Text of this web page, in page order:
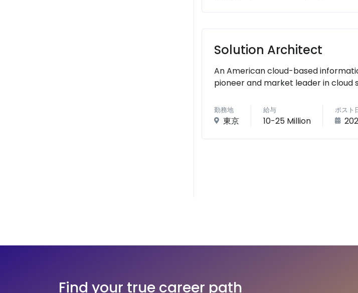
Solution Architect
An American cloud-based
pioneer and market leader in cloud
勤務地
東京
給与
10-25 Million
ポスト
Find your true career path